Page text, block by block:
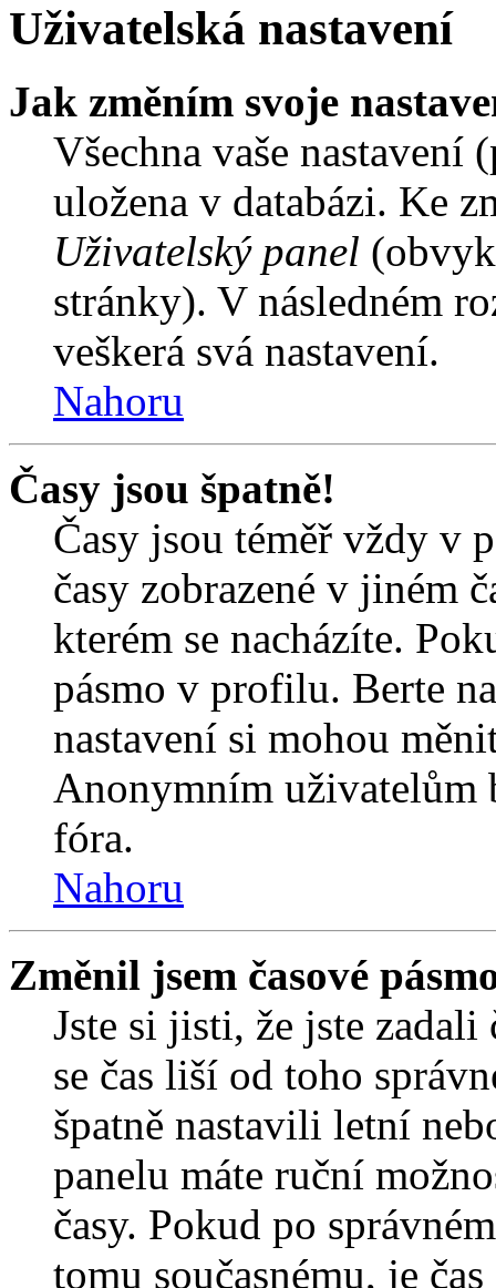
Uživatelská nastavení
Jak změním svoje
Všechna vaše
uložena v databázi. Ke
Uživatelský panel
stránky). V následném
veškerá svá nastavení.
Nahoru
Časy jsou špatně!
Časy jsou téměř vždy v
časy zobrazené v jiném
kterém se nacházíte.
pásmo v profilu. Berte
nastavení si mohou
Anonymním uživatelům
fóra.
Nahoru
Změnil jsem časové
Jste si jisti, že jste zadali
se čas liší od toho
špatně nastavili letní
panelu máte ruční
časy. Pokud po
tomu současnému, je